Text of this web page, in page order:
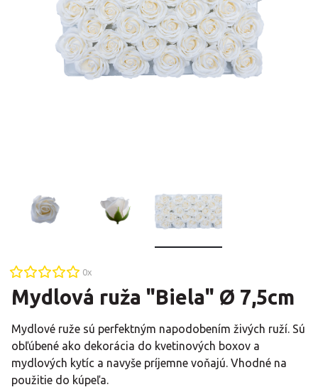
0x
Mydlová ruža "Biela" Ø 7,5cm
Mydlové ruže sú perfektným napodobením živých ruží. Sú
obľúbené ako dekorácia do kvetinových boxov a
mydlových kytíc a navyše príjemne voňajú. Vhodné na
použitie do kúpeľa.